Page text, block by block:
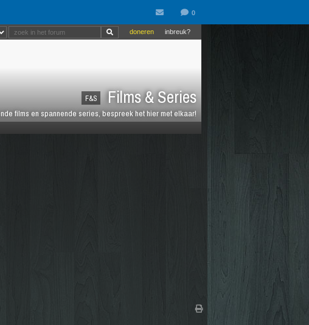
F&S Films & Series
films en spannende series, bespreek het hier met elkaar!
inbreuk?
doneren